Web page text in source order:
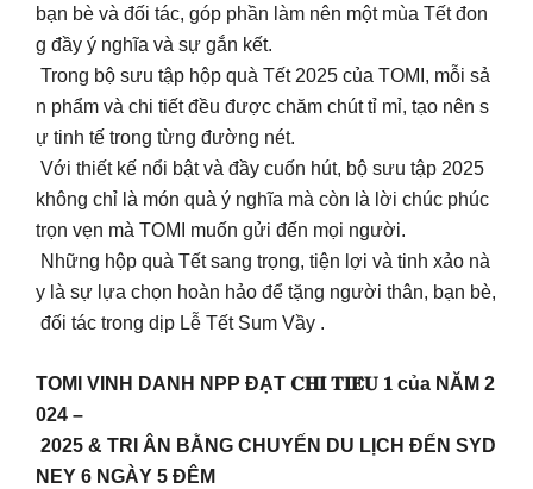
bạn bè và đối tác, góp phần làm nên một mùa Tết đon
g đầy ý nghĩa và sự gắn kết.
Trong bộ sưu tập hộp quà Tết 2025 của TOMI, mỗi sả
n phẩm và chi tiết đều được chăm chút tỉ mỉ, tạo nên s
ự tinh tế trong từng đường nét.
Với thiết kế nổi bật và đầy cuốn hút, bộ sưu tập 2025
không chỉ là món quà ý nghĩa mà còn là lời chúc phúc
trọn vẹn mà TOMI muốn gửi đến mọi người.
Những hộp quà Tết sang trọng, tiện lợi và tinh xảo nà
y là sự lựa chọn hoàn hảo để tặng người thân, bạn bè,
đối tác trong dịp Lễ Tết Sum Vầy .
TOMI VINH DANH NPP ĐẠT 𝐂𝐇𝐈̉ 𝐓𝐈𝐄̂𝐔 𝟏 của NĂM 2
024 –
2025 & TRI ÂN BẰNG CHUYẾN DU LỊCH ĐẾN SYD
NEY 6 NGÀY 5 ĐÊM